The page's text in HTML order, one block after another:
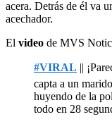
acera. Detrás de él va
acechador.
El video de MVS
#VIRAL ||
capta a un
huyendo de la
todo en 28